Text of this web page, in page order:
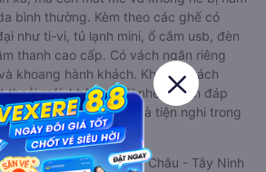
bình thường. Kèm theo các ghế có
như ti-vi, tủ lạnh mini, ổ cắm usb, đèn
thanh cao cấp. Có vách ngăn riêng
khoang hành khách. Khoảng cách
thoải mái, không nhồi nhét. Luôn đáp
sang trọng, thoải mái và tiện nghi trong
- Tây Ninh Dương Minh Châu - Tây Ninh